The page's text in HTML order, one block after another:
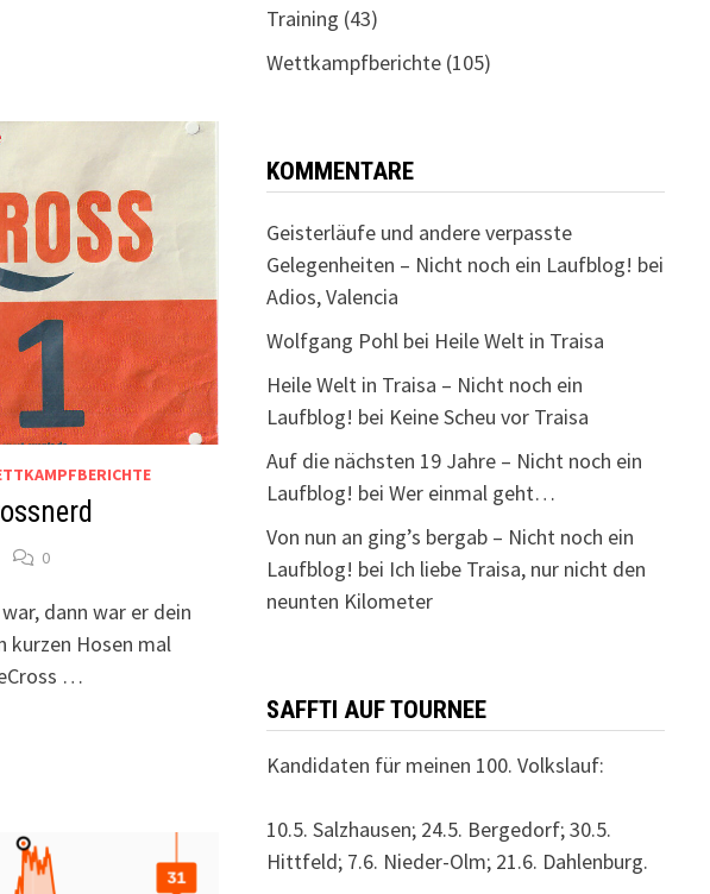
0
dann war er dein
kurzen Hosen mal
…
Training (43)
Wettkampfberichte(105)
KOMMENTARE
Geisterläufe und andere verpasste
Gelegenheiten – Nicht noch ein Laufblog! bei
Adios, Valencia
Wolfgang Pohlbei Heile Welt in Traisa
Heile Welt in Traisa – Nicht noch ein
Laufblog! bei Keine Scheu vor Traisa
Auf die nächsten 19 Jahre – Nicht noch ein
Laufblog! bei Wer einmal geht…
Von nun an ging’s bergab – Nicht noch ein
Laufblog! bei Ich liebe Traisa, nur nicht den
neunten Kilometer
SAFFTI AUF TOURNEE
Kandidaten für meinen 100. Volkslauf:
10.5. Salzhausen; 24.5. Bergedorf; 30.5.
Hittfeld; 7.6. Nieder-Olm; 21.6. Dahlenburg.